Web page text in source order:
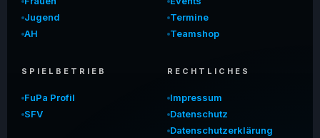
Jugend
AH
Termine
Teamshop
SPIELBETRIEB
FuPa Profil
SFV
RECHTLICHES
Impressum
Datenschutz
Datenschutzerklärung